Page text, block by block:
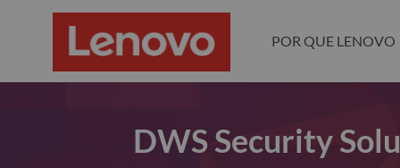
POR QUE LENOVO
DWS Security